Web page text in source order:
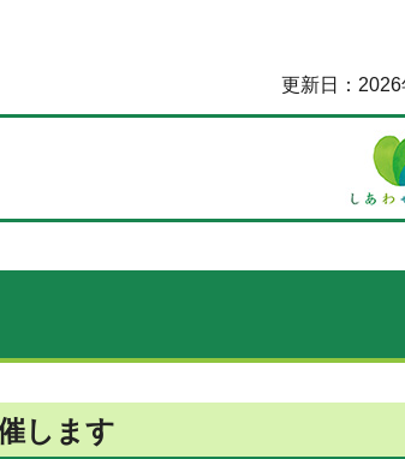
更新日：2026
します